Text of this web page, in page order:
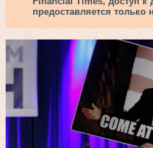
предоставляется только